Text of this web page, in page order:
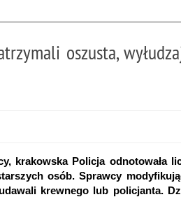
oszusta,
krakowska Policja odnotowała
osób. Sprawcy
krewnego lub policjanta.